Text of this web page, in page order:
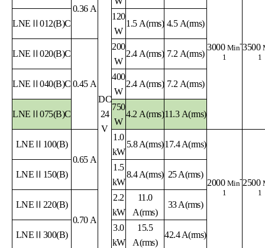
0.36 A
DC
24
V
3000 Min-
1
3500
1
LNEⅡ012(B)C
120
W
1.5 A(rms) 4.5 A(rms)
LNEⅡ020(B)C
0.45 A
200
W
2.4 A(rms) 7.2 A(rms)
LNEⅡ040(B)C
400
W
2.4 A(rms) 7.2 A(rms)
LNEⅡ075(B)C
750
W
4.2 A(rms)11.3 A(rms)
LNEⅡ100(B)
0.65 A
1.0
kW
5.8 A(rms)17.4 A(rms)
2000 Min-
1
2500
1
LNEⅡ150(B)
1.5
kW
8.4 A(rms) 25 A(rms)
LNEⅡ220(B)
0.70 A
2.2
kW
11.0
A(rms)
33 A(rms)
LNEⅡ300(B)
3.0
kW
15.5
A(rms)
42.4 A(rms)